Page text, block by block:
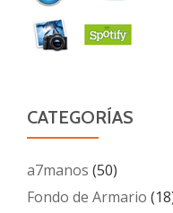
CATEGORÍAS
a7manos (50)
Fondo de Armario